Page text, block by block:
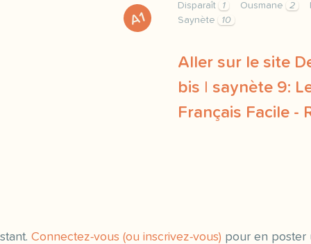
A1
Disparaît
1 Ousmane 2
Saynète
10
Aller sur le site
bis | saynète 9:
Français Facile -
Connectez-vous (ou inscrivez-vous) pour en poster